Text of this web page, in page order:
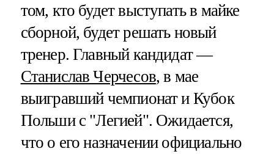
том, кто будет выступать в майке
сборной, будет решать новый
тренер. Главный кандидат —
Станислав Черчесов, в мае
выигравший чемпионат и Кубок
Польши с "Легией". Ожидается,
что о его назначении официально